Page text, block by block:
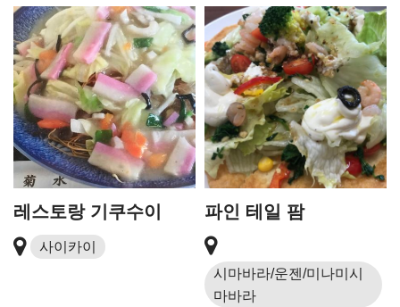
레스토랑 기쿠수이
사이카이
파인 테일 팜
시마바라/운젠/미나미시
마바라